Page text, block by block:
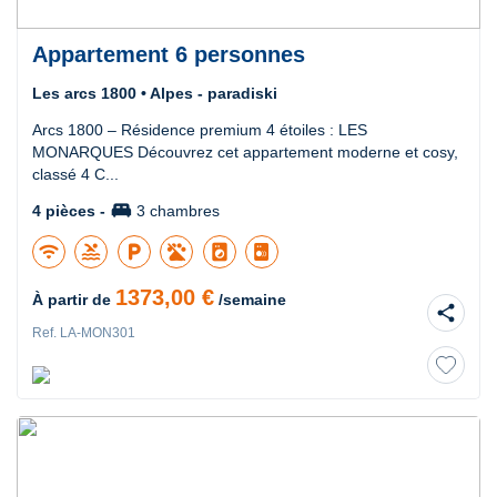
Appartement 6 personnes
Les arcs 1800 • Alpes - paradiski
Arcs 1800 – Résidence premium 4 étoiles : LES
MONARQUES Découvrez cet appartement moderne et cosy,
classé 4 C...
4 pièces - king_bed 3 chambres
wifi pool local_parking local_laundry_service
À partir de 1373,00 € /semaine
Ref. LA-MON301
share